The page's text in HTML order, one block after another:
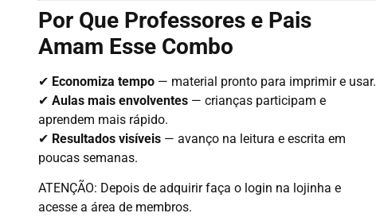
Por Que Professores e Pais
Amam Esse Combo
✔ Economiza tempo — material pronto para imprimir e usar.
✔ Aulas mais envolventes — crianças participam e
aprendem mais rápido.
✔ Resultados visíveis — avanço na leitura e escrita em
poucas semanas.
ATENÇÃO: Depois de adquirir faça o login na lojinha e
acesse a área de membros.